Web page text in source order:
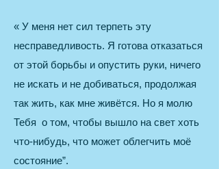
« У меня нет сил терпеть эту
несправедливость. Я готова отказаться
от этой борьбы и опустить руки, ничего
не искать и не добиваться, продолжая
так жить, как мне живётся. Но я молю
Тебя о том, чтобы вышло на свет хоть
что-нибудь, что может облегчить моё
состояние”.